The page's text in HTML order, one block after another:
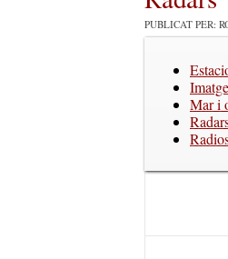
PUBLICAT PER:
Mar i